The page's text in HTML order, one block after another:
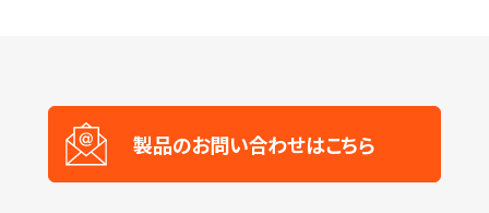
製品のお問い合わせはこちら